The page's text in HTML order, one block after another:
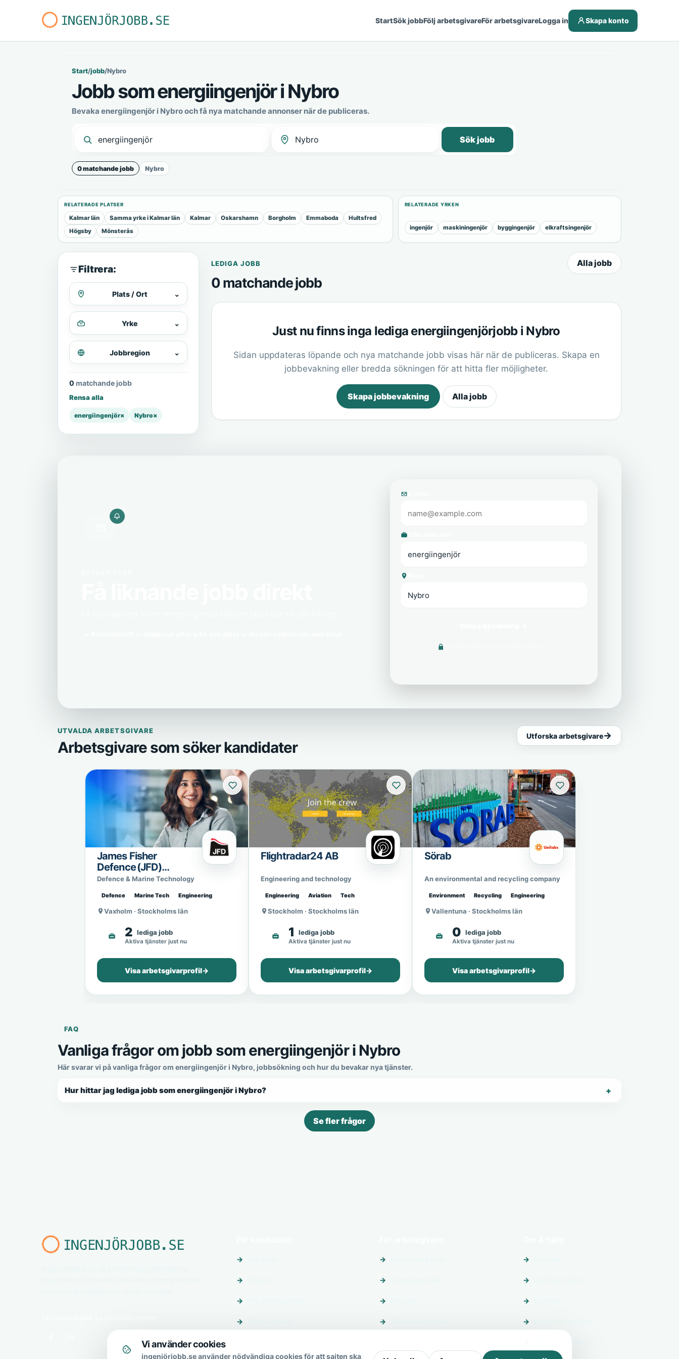
StartSök jobbFölj arbetsgivareFör arbetsgivareLogga in Skapa konto
Start/jobb/Nybro
Jobb som energiingenjör i Nybro
Bevaka energiingenjör i Nybro och få nya matchande annonser när de publiceras.
Sök jobb
0 matchande jobb Nybro
RELATERADE PLATSER
Kalmar län Samma yrke i Kalmar län Kalmar Oskarshamn Borgholm Emmaboda
Hultsfred
Högsby
Mönsterås
RELATERADE YRKEN
ingenjör maskiningenjör byggingenjör elkraftsingenjör
Filtrera:
Plats / Ort ⌄
Yrke ⌄
Jobbregion ⌄
0 matchande jobb
Rensa alla
energiingenjör× Nybro×
LEDIGA JOBB
0 matchande jobb
Alla jobb
Just nu finns inga lediga energiingenjörjobb i Nybro
Sidan uppdateras löpande och nya matchande jobb visas här när de publiceras. Skapa en
jobbevakning eller bredda sökningen för att hitta fler möjligheter.
Skapa jobbevakning Alla jobb
UTVALDA ARBETSGIVARE
Arbetsgivare som söker kandidater
Utforska arbetsgivare
James Fisher
Defence (JFD)
Sweden
Defence & Marine Technology
Defence Marine Tech Engineering
Vaxholm · Stockholms län
2 lediga jobb
Aktiva tjänster just nu
Visa arbetsgivarprofil→
Flightradar24 AB
Engineering and technology
Engineering Aviation Tech
Stockholm · Stockholms län
1 lediga jobb
Aktiva tjänster just nu
Visa arbetsgivarprofil→
Sörab
An environmental and recycling company
Environment Recycling Engineering
Vallentuna · Stockholms län
0 lediga jobb
Aktiva tjänster just nu
Visa arbetsgivarprofil→
FAQ
Vanliga frågor om jobb som energiingenjör i Nybro
Här svarar vi på vanliga frågor om energiingenjör i Nybro, jobbsökning och hur du bevakar nya tjänster.
Hur hittar jag lediga jobb som energiingenjör i Nybro?
Se fler frågor
Vi använder cookies
ingenjörjobb.se använder nödvändiga cookies för att sajten ska